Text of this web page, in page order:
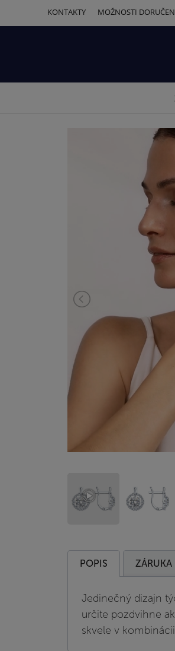
KONTAKTY MOŽNOSTI
POPIS ZÁRUKA
Jedinečný dizajn
určite pozdvihne
skvele v